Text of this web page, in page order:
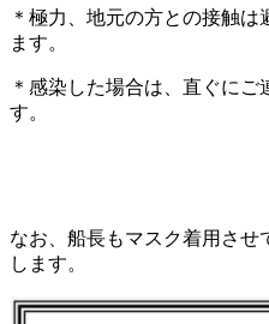
＊極力、地元の方との接触
ます。
＊感染した場合は、直ぐに
す。
なお、船長もマスク着用さ
します。